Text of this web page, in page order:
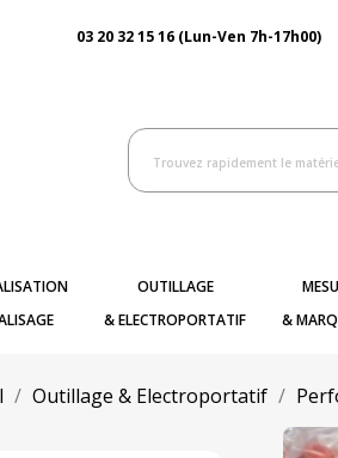
03 20 32 15 16 (Lun-Ven 7h-17h00)
OUTILLAGE
& ELECTROPORTATIF
&
Outillage & Electroportatif